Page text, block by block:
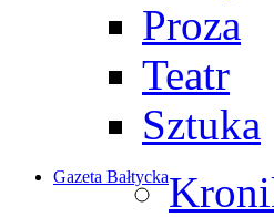
Proza
Teatr
Sztuka
Gazeta Bałtycka